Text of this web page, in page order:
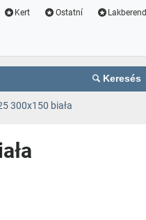
Kert Ostatní
Keresés
300x150 biała